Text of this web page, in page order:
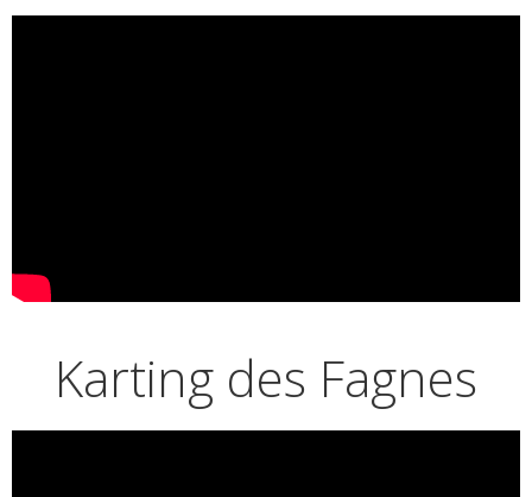
Karting des Fagnes